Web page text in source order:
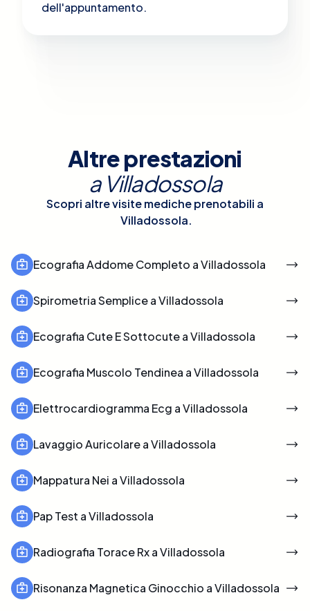
dell'appuntamento.
Altre prestazioni
a Villadossola
Scopri altre visite mediche prenotabili a
Villadossola.
Ecografia Addome Completo a Villadossola
Spirometria Semplice a Villadossola
Ecografia Cute E Sottocute a Villadossola
Ecografia Muscolo Tendinea a Villadossola
Elettrocardiogramma Ecg a Villadossola
Lavaggio Auricolare a Villadossola
Mappatura Nei a Villadossola
Pap Test a Villadossola
Radiografia Torace Rx a Villadossola
Risonanza Magnetica Ginocchio a Villadossola